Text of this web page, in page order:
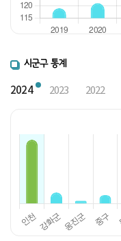
시군구 통계
2024 2023 2022